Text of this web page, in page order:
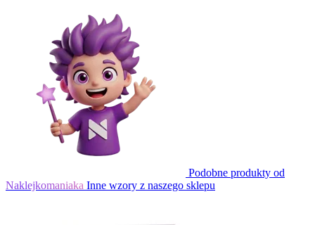
Podobne produkty od
Naklejkomaniaka Inne wzory z naszego sklepu